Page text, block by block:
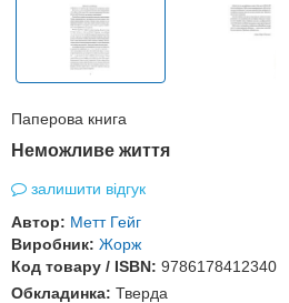
Паперова книга
Неможливе життя
залишити відгук
Автор: Метт Гейг
Виробник: Жорж
Код товару / ISBN: 9786178412340
Обкладинка: Тверда